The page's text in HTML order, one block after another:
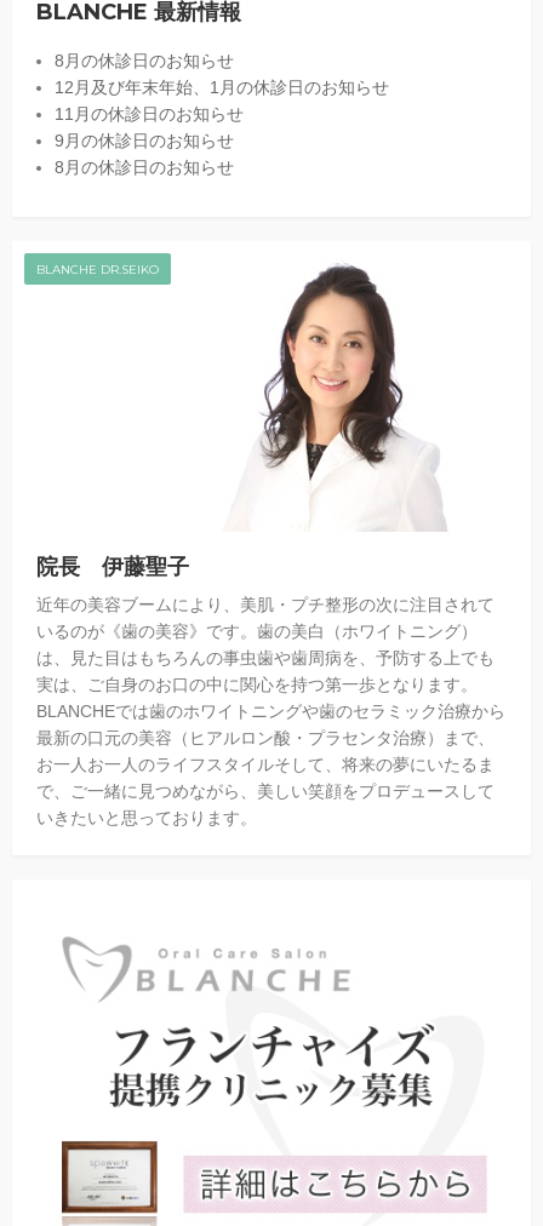
BLANCHE 最新情報
8月の休診日のお知らせ
12月及び年末年始、1月の休診日のお知らせ
11月の休診日のお知らせ
9月の休診日のお知らせ
8月の休診日のお知らせ
BLANCHE DR.SEIKO
院長 伊藤聖子
近年の美容ブームにより、美肌・プチ整形の次に注目されて
いるのが《歯の美容》です。歯の美白（ホワイトニング）
は、見た目はもちろんの事虫歯や歯周病を、予防する上でも
実は、ご自身のお口の中に関心を持つ第一歩となります。
BLANCHEでは歯のホワイトニングや歯のセラミック治療から
最新の口元の美容（ヒアルロン酸・プラセンタ治療）まで、
お一人お一人のライフスタイルそして、将来の夢にいたるま
で、ご一緒に見つめながら、美しい笑顔をプロデュースして
いきたいと思っております。